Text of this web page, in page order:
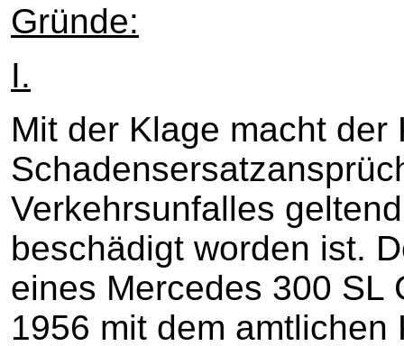
Gründe:
I.
Mit der Klage macht der
Verkehrsunfalles
beschädigt worden ist.
eines Mercedes 300 SL
1956 mit dem